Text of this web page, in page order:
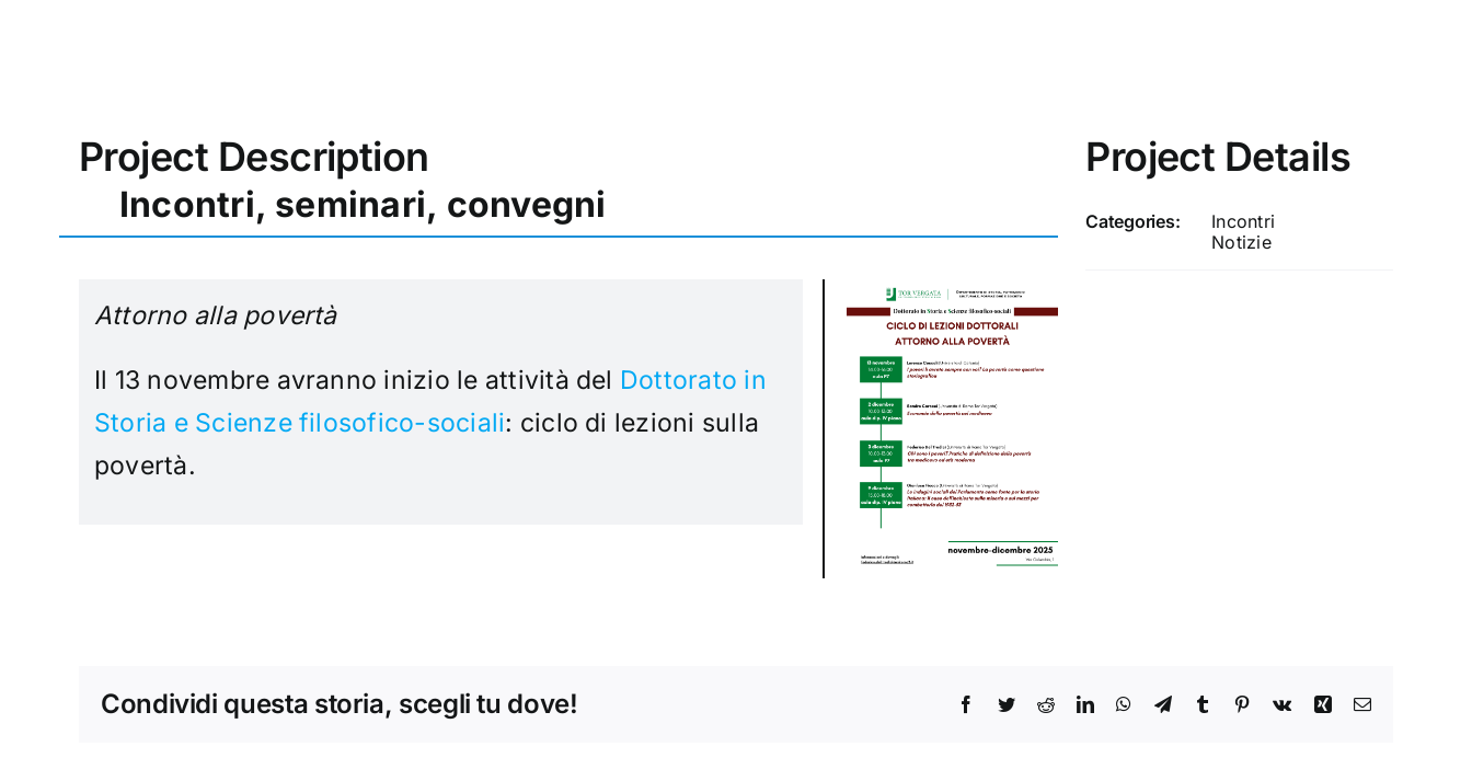
Project Description
Incontri, seminari, convegni
Attorno alla povertà
Il 13 novembre avranno inizio le attività del Dottorato in
Storia e Scienze filosofico-sociali: ciclo di lezioni sulla
povertà.
Project Details
Categories:
Incontri
Notizie
Condividi questa storia, scegli tu dove! Facebook
TwitterRedditLinkedInWhatsApp
TelegramTumblr Pinterest
Vk Xing Email